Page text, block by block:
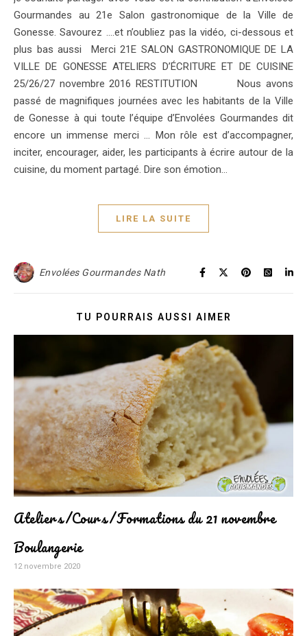
Gourmandes au 21e Salon gastronomique de la Ville de
Gonesse. Savourez ….et n’oubliez pas la vidéo, ci-dessous et
plus bas aussi Merci 21E SALON GASTRONOMIQUE DE LA
VILLE DE GONESSE ATELIERS D’ÉCRITURE ET DE CUISINE
25/26/27 novembre 2016 RESTITUTION Nous avons
passé de magnifiques journées avec les habitants de la Ville
de Gonesse à qui toute l’équipe d’Envolées Gourmandes dit
encore un immense merci … Mon rôle est d’accompagner,
inciter, encourager, aider, les participants à écrire autour de la
cuisine, du moment partagé. Dire son émotion…
LIRE LA SUITE
Envolées Gourmandes Nath
TU POURRAIS AUSSI AIMER
Ateliers/Cours/Formations du 21 novembre
Boulangerie
12 novembre 2020